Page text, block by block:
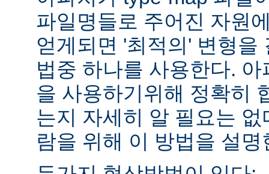
파일명들로 주어진 자원
얻게되면 '최적의' 변형을
법중 하나를 사용한다.
을 사용하기위해 정확히
는지 자세히 알 필요는
람을 위해 이 방법을 설명